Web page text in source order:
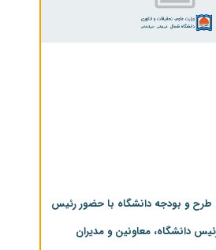
طرح و بودجه دانشگاه با حضور رئیس
دانشگاه، معاونین و مدیران